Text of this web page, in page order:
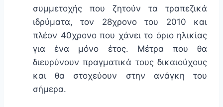
συμμετοχής που ζητούν τα τραπεζικά
ιδρύματα, τον 28χρονο του 2010 και
πλέον 40χρονο που χάνει το όριο ηλικίας
για ένα μόνο έτος. Μέτρα που θα
διευρύνουν πραγματικά τους δικαιούχους
και θα στοχεύουν στην ανάγκη του
σήμερα.